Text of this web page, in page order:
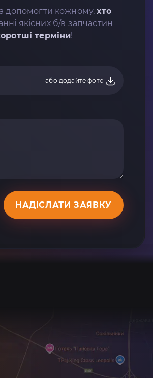
допомогти кожному,хто
якісних б/в запчастин
терміни!
або додайте фото
НАДІСЛАТИ ЗАЯВКУ